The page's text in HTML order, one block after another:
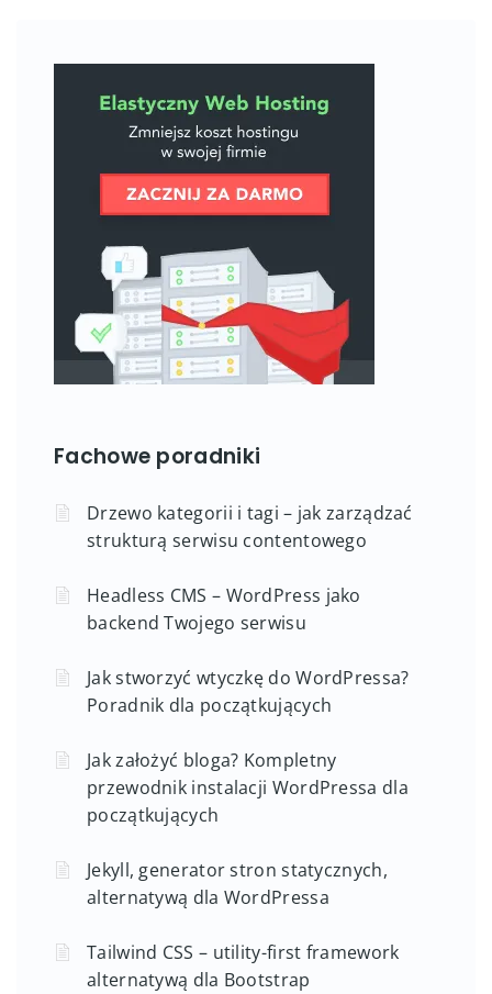
Fachowe poradniki
Drzewo kategorii i tagi – jak zarządzać
strukturą serwisu contentowego
Headless CMS – WordPress jako
backend Twojego serwisu
Jak stworzyć wtyczkę do WordPressa?
Poradnik dla początkujących
Jak założyć bloga? Kompletny
przewodnik instalacji WordPressa dla
początkujących
Jekyll, generator stron statycznych,
alternatywą dla WordPressa
Tailwind CSS – utility-first framework
alternatywą dla Bootstrap